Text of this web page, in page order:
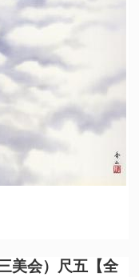
美会）尺五【全